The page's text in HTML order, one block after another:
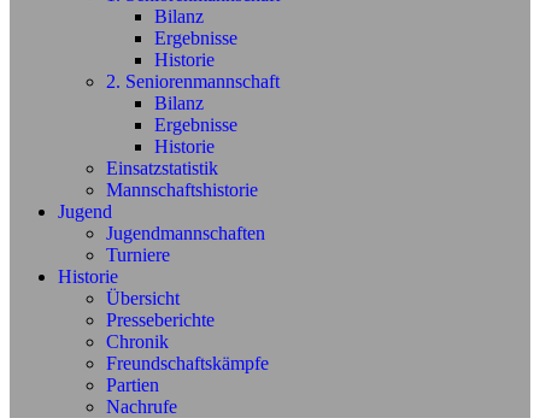
Bilanz
Ergebnisse
Historie
2. Seniorenmannschaft
Bilanz
Ergebnisse
Historie
Einsatzstatistik
Mannschaftshistorie
Jugend
Jugendmannschaften
Turniere
Historie
Übersicht
Presseberichte
Chronik
Freundschaftskämpfe
Partien
Nachrufe